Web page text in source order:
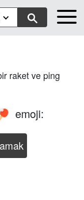
raket ve ping
emoji: